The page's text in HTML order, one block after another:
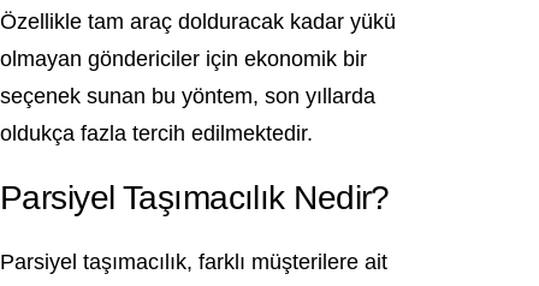
Özellikle tam araç dolduracak kadar yükü
olmayan göndericiler için ekonomik bir
seçenek sunan bu yöntem, son yıllarda
oldukça fazla tercih edilmektedir.
Parsiyel Taşımacılık Nedir?
Parsiyel taşımacılık, farklı müşterilere ait